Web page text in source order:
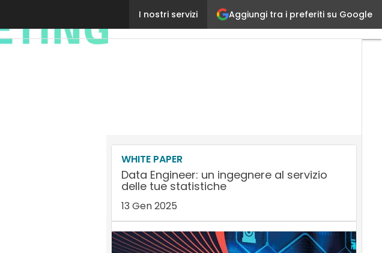
Aggiungi tra i preferiti su Google
I nostri servizi
Maurizio Decollanz è il nuovo direttore Marketing
WHITE PAPER
Data Engineer: un ingegnere al servizio
delle tue statistiche
13 Gen 2025